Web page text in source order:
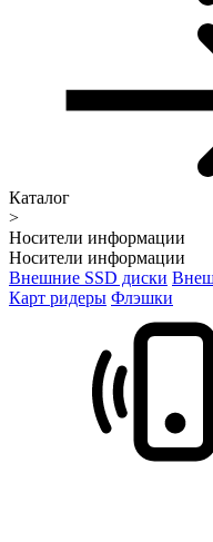
Каталог
>
Носители информации
Носители информации
Внешние SSD диски
Карт ридеры Флэшки